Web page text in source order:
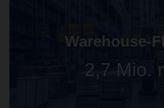
Warehouse-
2,7 Mio.